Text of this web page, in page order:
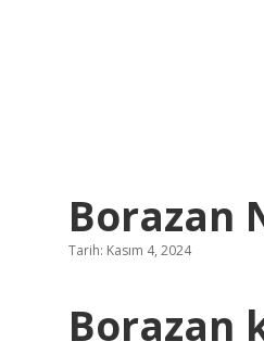
Borazan
Tarih: Kasım 4, 2024
Borazan